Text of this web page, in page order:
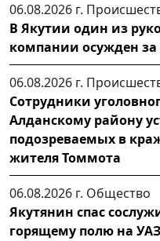
06.08.2026 г.
В Якутии один из
компании осужден за
06.08.2026 г.
Сотрудники
Алданскому району
подозреваемых в
жителя Томмота
06.08.2026 г. Общество
Якутянин спас
горящему полю на